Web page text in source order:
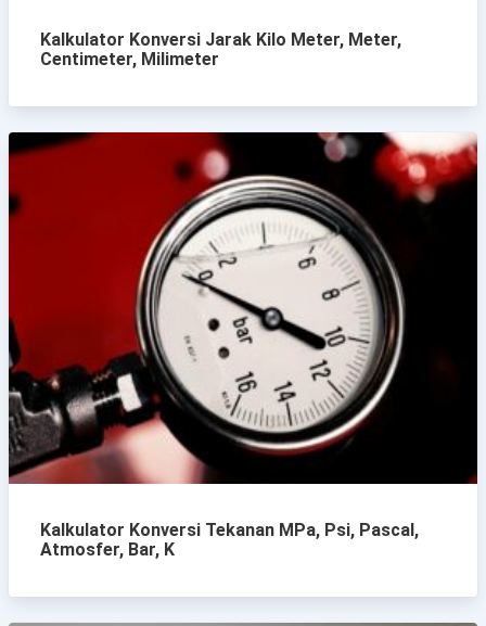
Kalkulator Konversi Jarak Kilo Meter, Meter,
Centimeter, Milimeter
Kalkulator Konversi Tekanan MPa, Psi, Pascal,
Atmosfer, Bar, K